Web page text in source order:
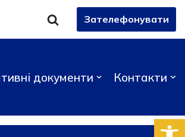
Зателефонувати
документи Контакти